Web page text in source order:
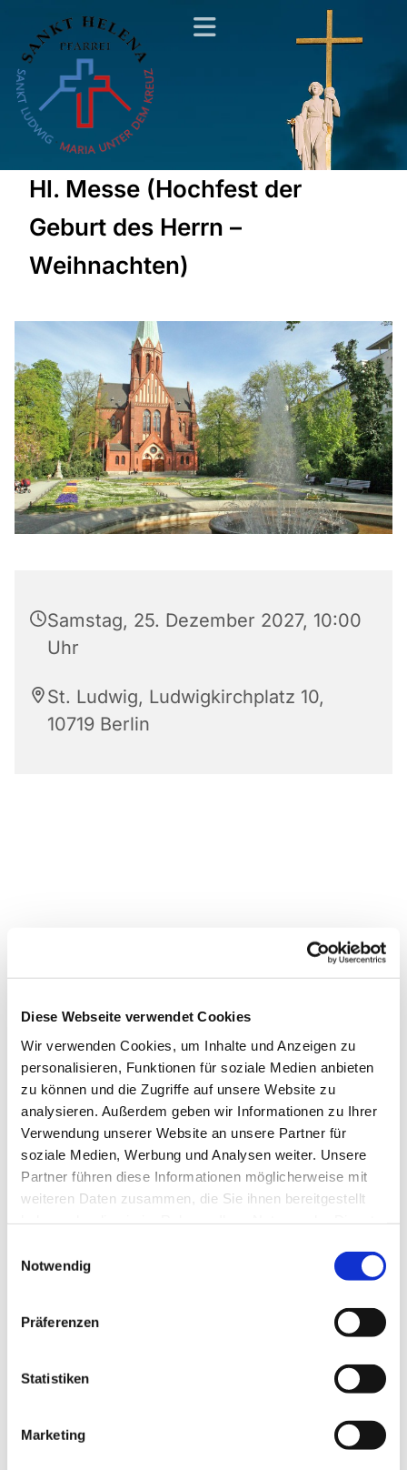
Diese Webseite verwendet Cookies
Wir verwenden Cookies, um Inhalte und Anzeigen zu
personalisieren, Funktionen für soziale Medien anbieten
zu können und die Zugriffe auf unsere Website zu
analysieren. Außerdem geben wir Informationen zu Ihrer
Verwendung unserer Website an unsere Partner für
soziale Medien, Werbung und Analysen weiter. Unsere
Partner führen diese Informationen möglicherweise mit
weiteren Daten zusammen, die Sie ihnen bereitgestellt
Notwendig
Präferenzen
Statistiken
Marketing
Hl. Messe (Hochfest der
Geburt des Herrn –
Weihnachten)
Samstag, 25. Dezember 2027, 10:00
Uhr
St. Ludwig, Ludwigkirchplatz 10,
10719 Berlin
Dies könnte Sie auch
interessieren